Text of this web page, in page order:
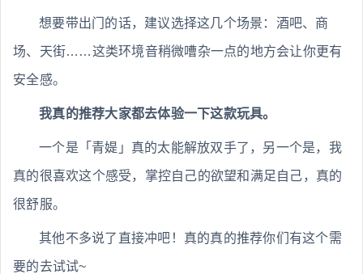
想要带出门的话，建议选择这几个场景：酒吧、商
场、天街……这类环境音稍微嘈杂一点的地方会让你更有
安全感。
我真的推荐大家都去体验一下这款玩具。
一个是「青媞」真的太能解放双手了，另一个是，我
真的很喜欢这个感受，掌控自己的欲望和满足自己，真的
很舒服。
其他不多说了直接冲吧！真的真的推荐你们有这个需
要的去试试~